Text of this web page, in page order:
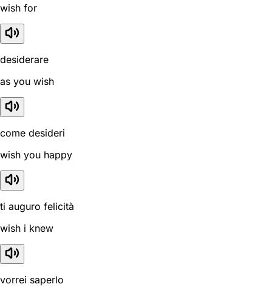
wish for
desiderare
as you wish
come desideri
wish you happy
ti auguro felicità
wish i knew
vorrei saperlo